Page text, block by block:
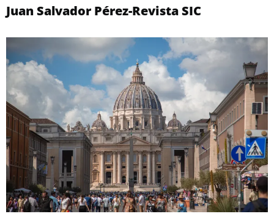
Juan Salvador Pérez-Revista SIC